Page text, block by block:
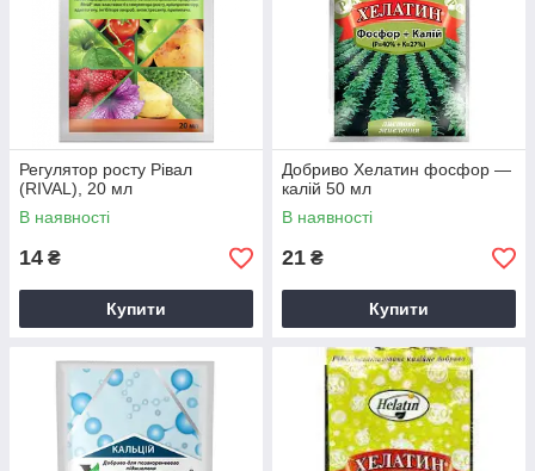
Регулярне застосування
: Залежно від типу добрива
і потреб рослин, добриво може застосовуватися
щотижня або раз на два тижні.
Популярні бренди рідких добрив:
Флоровіт: Універсальне рідке добриво для
кімнатних і садових рослин.
Агрикола
: Лінійка рідких добрив для різних типів
рослин, включаючи овочі, квіти та плодові дерева.
гумінових кислот і мікроелементів.
Заходи безпеки:
Дотримуйтесь інструкцій : Точно дотримуйтесь
дозування і способів застосування, зазначених на
упаковці.
Уникайте передозування
: Надлишок добрив може
призвести до опіків коренів і листя рослин.
Зберігайте в недоступному для дітей і тварин
Регулятор росту Рівал
(RIVAL), 20 мл
В наявності
14 ₴
Купити
Добриво Хелатин фосфор —
калій 50 мл
В наявності
21 ₴
Купити